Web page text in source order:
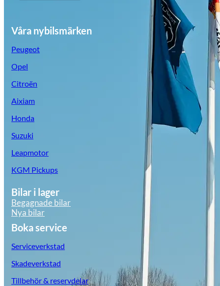
Våra nybilsmärken
Peugeot
Opel
Citroën
Aixiam
Honda
Suzuki
Leapmotor
KGM Pickups
Bilar i lager
Begagnade bilar
Nya bilar
Boka service
Serviceverkstad
Skadeverkstad
Tillbehör & reservdelar